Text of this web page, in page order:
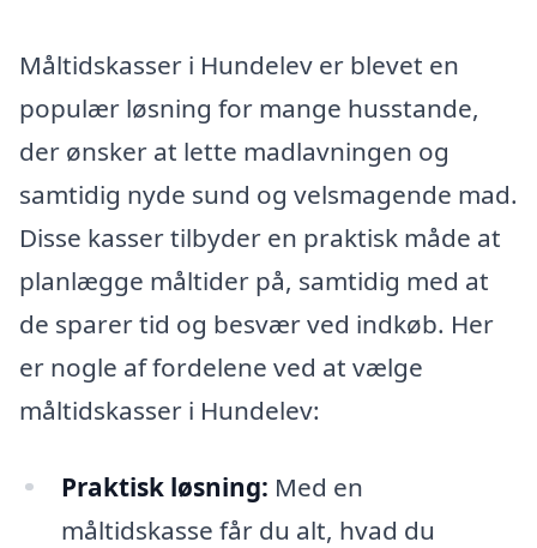
Måltidskasser i Hundelev er blevet en
populær løsning for mange husstande,
der ønsker at lette madlavningen og
samtidig nyde sund og velsmagende mad.
Disse kasser tilbyder en praktisk måde at
planlægge måltider på, samtidig med at
de sparer tid og besvær ved indkøb. Her
er nogle af fordelene ved at vælge
måltidskasser i Hundelev:
Praktisk løsning: Med en
måltidskasse får du alt, hvad du